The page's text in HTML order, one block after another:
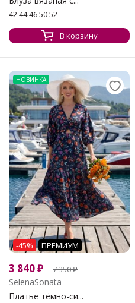
42 44 46 50 52
В корзину
НОВИНКА
-45% ПРЕМИУМ
3 840₽ 7 350₽
SelenaSonata
Платье тёмно-си...